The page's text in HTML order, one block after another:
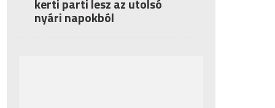
kerti parti lesz az utolsó
nyári napokból